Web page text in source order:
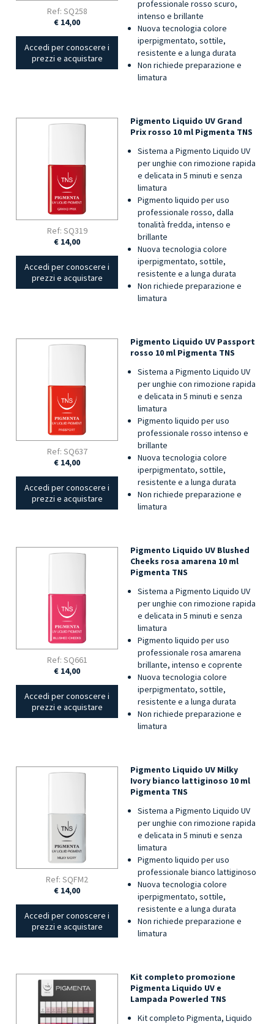
Ref: SQ258
€ 14,00
Accedi per conoscere i
prezzi e acquistare
professionale rosso scuro,
intenso e brillante
Nuova tecnologia colore
iperpigmentato, sottile,
resistente e a lunga durata
Non richiede preparazione e
limatura
Ref: SQ319
€ 14,00
Accedi per conoscere i
prezzi e acquistare
Pigmento Liquido UV Grand
Prix rosso 10 ml Pigmenta TNS
Sistema a Pigmento Liquido UV
per unghie con rimozione rapida
e delicata in 5 minuti e senza
limatura
Pigmento liquido per uso
professionale rosso, dalla
tonalità fredda, intenso e
brillante
Nuova tecnologia colore
iperpigmentato, sottile,
resistente e a lunga durata
Non richiede preparazione e
limatura
Ref: SQ637
€ 14,00
Accedi per conoscere i
prezzi e acquistare
Pigmento Liquido UV Passport
rosso 10 ml Pigmenta TNS
Sistema a Pigmento Liquido UV
per unghie con rimozione rapida
e delicata in 5 minuti e senza
limatura
Pigmento liquido per uso
professionale rosso intenso e
brillante
Nuova tecnologia colore
iperpigmentato, sottile,
resistente e a lunga durata
Non richiede preparazione e
limatura
Ref: SQ661
€ 14,00
Accedi per conoscere i
prezzi e acquistare
Pigmento Liquido UV Blushed
Cheeks rosa amarena 10 ml
Pigmenta TNS
Sistema a Pigmento Liquido UV
per unghie con rimozione rapida
e delicata in 5 minuti e senza
limatura
Pigmento liquido per uso
professionale rosa amarena
brillante, intenso e coprente
Nuova tecnologia colore
iperpigmentato, sottile,
resistente e a lunga durata
Non richiede preparazione e
limatura
Ref: SQFM2
€ 14,00
Accedi per conoscere i
prezzi e acquistare
Pigmento Liquido UV Milky
Ivory bianco lattiginoso 10 ml
Pigmenta TNS
Sistema a Pigmento Liquido UV
per unghie con rimozione rapida
e delicata in 5 minuti e senza
limatura
Pigmento liquido per uso
professionale bianco lattiginoso
Nuova tecnologia colore
iperpigmentato, sottile,
resistente e a lunga durata
Non richiede preparazione e
limatura
Kit completo promozione
Pigmenta Liquido UV e
Lampada Powerled TNS
Kit completo Pigmenta, Liquido